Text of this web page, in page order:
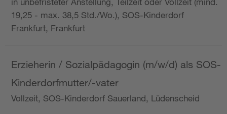
19,25 - max. 38,5 Std./Wo.), SOS-Kinderdorf
Frankfurt, Frankfurt
Erzieherin / Sozialpädagogin (m/w/d) als SOS-
Kinderdorfmutter/-vater
Vollzeit, SOS-Kinderdorf Sauerland, Lüdenscheid